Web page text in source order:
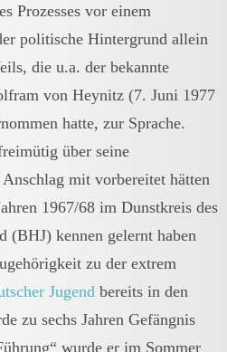
Prozesses vor einem
politische Hintergrund allein
die u.a. der bekannte
von Heynitz (7. Juni 1977
hatte, zur Sprache.
über seine
mit vorbereitet hätten
1967/68 im Dunstkreis des
(BHJ) kennen gelernt haben
zu der extrem
Jugend bereits in den
zu sechs Jahren Gefängnis
wurde er im Sommer